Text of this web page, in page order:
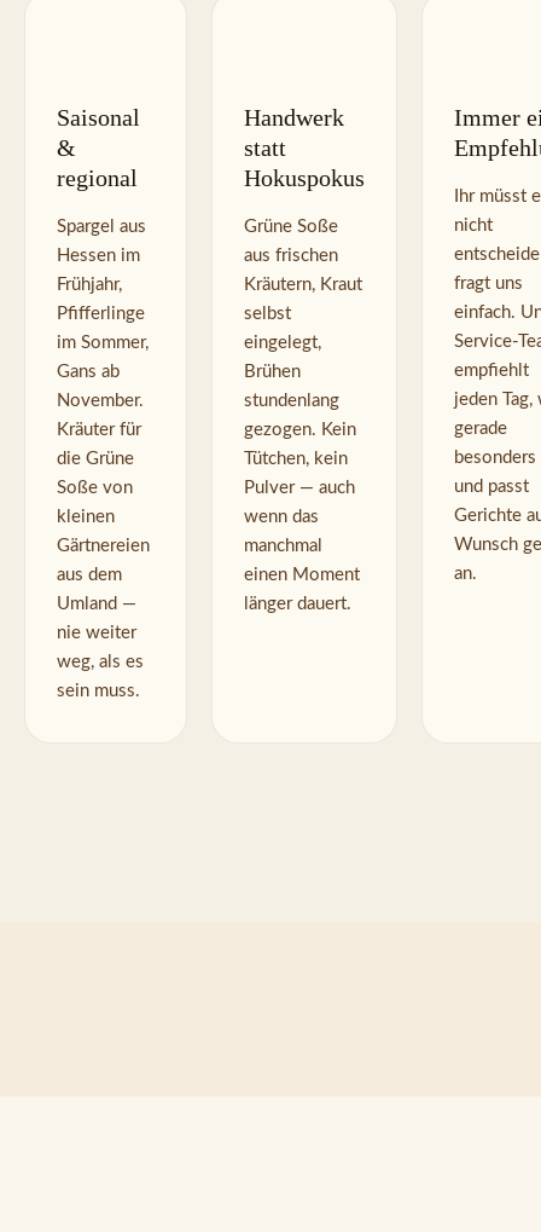
Saisonal
&
regional
Spargel aus
Hessen im
Frühjahr,
Pfifferlinge
im Sommer,
Gans ab
November.
Kräuter für
die Grüne
Soße von
kleinen
Gärtnereien
aus dem
Umland —
nie weiter
weg, als es
sein muss.
Handwerk
statt
Hokuspokus
Grüne Soße
aus frischen
Kräutern, Kraut
selbst
eingelegt,
Brühen
stundenlang
gezogen. Kein
Tütchen, kein
Pulver — auch
wenn das
manchmal
einen Moment
länger dauert.
Immer
Ihr müsst
nicht
fragt uns
einfach.
Service-
empfiehlt
jeden Tag,
gerade
besonders
und passt
Gerichte
Wunsch
an.